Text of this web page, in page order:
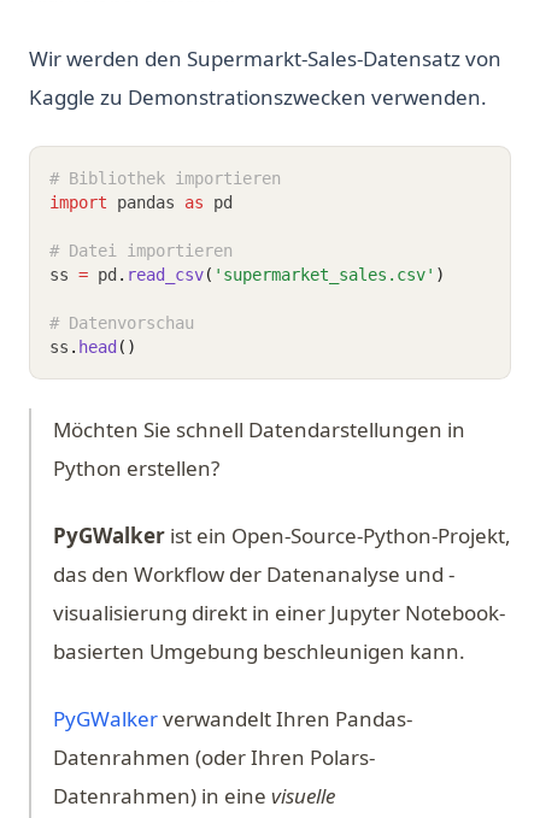
Wir werden den Supermarkt-Sales-Datensatz von
Kaggle zu Demonstrationszwecken verwenden.
# Bibliothek importieren
import pandas as pd
# Datei importieren
ss = pd . read_csv( 'supermarket_sales.csv' )
# Datenvorschau
ss . head ()
Möchten Sie schnell Datendarstellungen in
Python erstellen?
PyGWalkerist ein Open-Source-Python-Projekt,
das den Workflow der Datenanalyse und -
visualisierung direkt in einer Jupyter Notebook-
basierten Umgebung beschleunigen kann.
PyGWalker(opens in a new tab)
verwandelt Ihren Pandas-
Datenrahmen (oder Ihren Polars-
Datenrahmen) in eine visuelle